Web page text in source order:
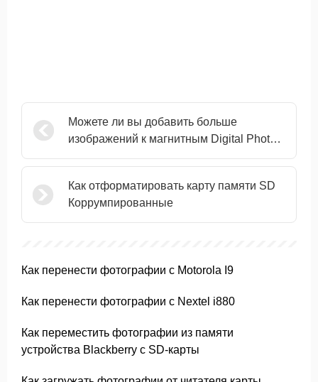
Можете ли вы добавить больше
изображений к магнитным Digital Photo
Frame
Как отформатировать карту памяти SD
Коррумпированные
Как перенести фотографии с Motorola I9
Как перенести фотографии с Nextel i880
Как переместить фотографии из памяти
устройства Blackberry с SD-карты